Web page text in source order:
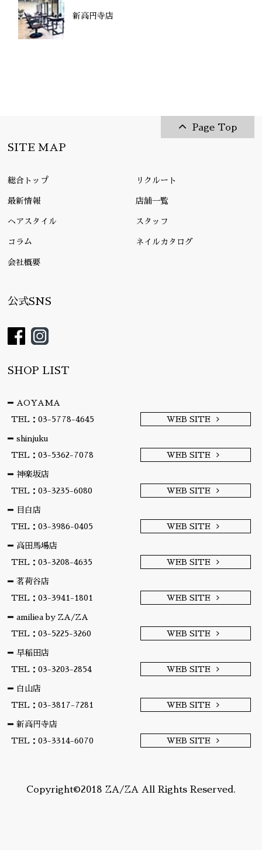
新高円寺店
Page Top
SITE MAP
総合トップ リクルート
最新情報 店舗一覧
ヘアスタイル スタッフ
コラム ネイルカタログ
会社概要
公式SNS
SHOP LIST
AOYAMA
TEL：03-5778-4645
WEB SITE
shinjuku
TEL：03-5362-7078
WEB SITE
神楽坂店
TEL：03-3235-6080
WEB SITE
目白店
TEL：03-3986-0405
WEB SITE
高田馬場店
TEL：03-3208-4635
WEB SITE
茗荷谷店
TEL：03-3941-1801
WEB SITE
amiliea by ZA/ZA
TEL：03-5225-3260
WEB SITE
早稲田店
TEL：03-3203-2854
WEB SITE
白山店
TEL：03-3817-7281
WEB SITE
新高円寺店
TEL：03-3314-6070
WEB SITE
Copyright©2018 ZA/ZA All Rights Reserved.